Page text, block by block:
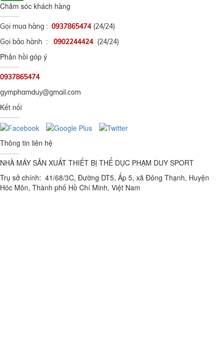
Chăm sóc khách hàng
Gọi mua hàng : 0937865474 (24/24)
Gọi bảo hành :
0902244424 (24/24)
Phản hồi góp ý
0937865474
gymphamduy@gmail.com
Kết nối
Thông tin liên hệ
NHÀ MÁY SẢN XUẤT THIẾT BỊ THỂ DỤC PHẠM DUY SPORT
Trụ sở chính: 41/68/3C, Đường DT5, Ấp 5, xã Đông Thạnh, Huyện
Hóc Môn, Thành phố Hồ Chí Minh, Việt Nam